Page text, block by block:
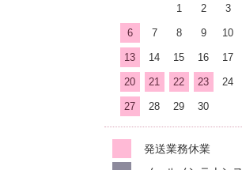
1
2 3
6 7 8 9 10
13 14 15 16 17
20 21 22 23 24
27 28 29 30
発送業務休業